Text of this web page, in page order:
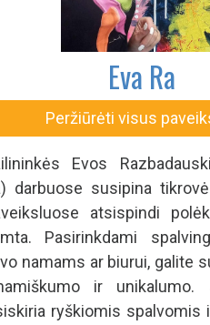
Eva Ra
Peržiūrėti visus
Evos
darbuose susipina
atsispindi
Pasirinkdami
namams ar biurui, galite
ir unikalumo.
ryškiomis spalvomis